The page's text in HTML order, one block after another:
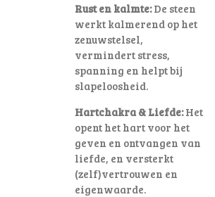
Rust en kalmte:De steen
werkt kalmerend op het
zenuwstelsel,
vermindert stress,
spanning en helpt bij
slapeloosheid.
Hartchakra & Liefde:Het
opent het hart voor het
geven en ontvangen van
liefde, en versterkt
(zelf)vertrouwen en
eigenwaarde.